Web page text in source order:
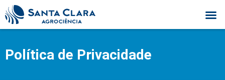
Política de Privacidade